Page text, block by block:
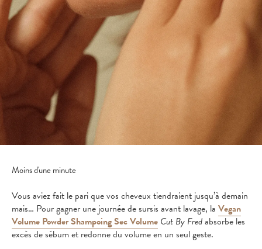
Moins d'une minute
Vous aviez fait le pari que vos cheveux tiendraient jusqu’à demain
mais… Pour gagner une journée de sursis avant lavage, la Vegan
Volume Powder Shampoing Sec Volume Cut By Fredabsorbe les
excès de sébum et redonne du volume en un seul geste.